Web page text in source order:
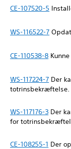
CE-107520-5
WS-116522-7
CE-110538-8
WS-117224-7 Der
totrinsbekræftelse.
WS-117176-3 Der
for
CE-108255-1 Der